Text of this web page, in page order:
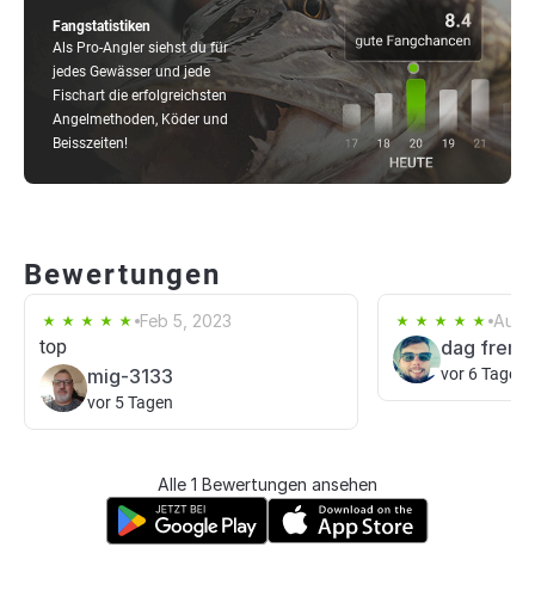
Fangstatistiken
Als Pro-Angler siehst du für
jedes Gewässer und jede
Fischart die erfolgreichsten
Angelmethoden, Köder und
Beisszeiten!
Bewertungen
Feb 5, 2023
top
mig-3133
vor 5 Tagen
Aug
dag
vor 6 Tagen
Alle 1 Bewertungen ansehen